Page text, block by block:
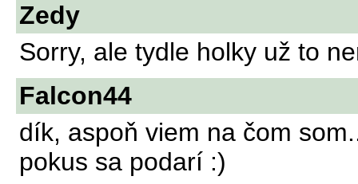
Zedy
Sorry, ale tydle holky už to
Falcon44
dík, aspoň viem na čom
pokus sa podarí :)